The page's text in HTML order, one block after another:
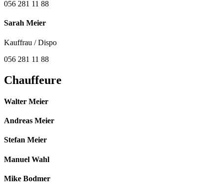
056 281 11 88
Sarah Meier
Kauffrau / Dispo
056 281 11 88
Chauffeure
Walter Meier
Andreas Meier
Stefan Meier
Manuel Wahl
Mike Bodmer